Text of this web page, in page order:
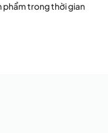
phẩm trong thời gian